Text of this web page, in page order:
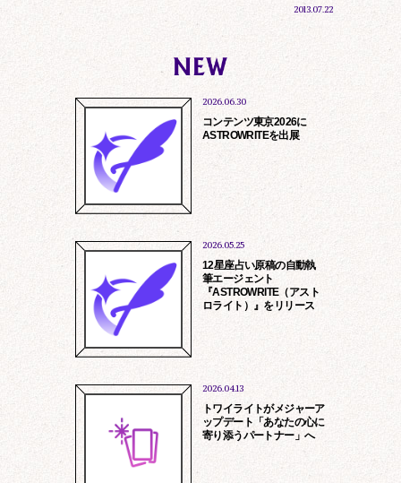
情報提供、サービス提供
お問い合わせに対する回答、アフターサ
ービス
当社及び第三者よりの商品、サービスの
マーケティング調査、分析
他、各サービス個別に定める目的のため
※人材紹介会社の皆様へ
弊社は現在、紹介会社様を介した採用を
行っておりません。
営業のお電話等ご遠慮くださいますよ
う、お願い申し上げます。
toiawase@rockme.co.jp
2013.07.22
2026.06.30
コンテンツ東京2026に
ASTROWRITEを出展
2026.05.25
12星座占い原稿の自動執
筆エージェント
『ASTROWRITE（アスト
ロライト）』をリリース
2026.04.13
トワイライトがメジャーア
ップデート「あなたの心に
寄り添うパートナー」へ